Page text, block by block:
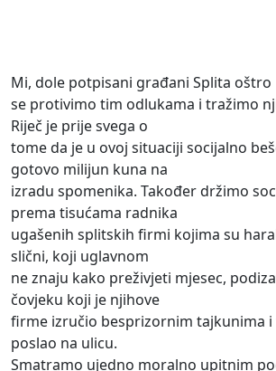
Mi, dole potpisani građani Splita oštro
se protivimo tim odlukama i tražimo
Riječ je prije svega o
tome da je u ovoj situaciji socijalno
gotovo milijun kuna na
izradu spomenika. Također držimo
prema tisućama radnika
ugašenih splitskih firmi kojima su
slični, koji uglavnom
ne znaju kako preživjeti mjesec,
čovjeku koji je njihove
firme izručio besprizornim tajkunima
poslao na ulicu.
Smatramo ujedno moralno upitnim